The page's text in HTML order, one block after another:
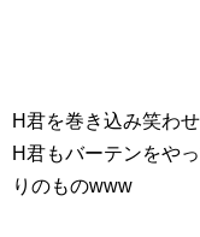
H君を巻き込み笑わ
H君もバーテンをや
りのものwww